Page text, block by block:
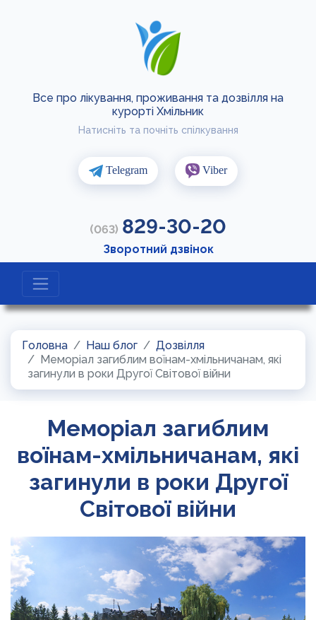
Все про лікування, проживання та дозвілля на
курорті Хмільник
Натисніть та почніть спілкування
Telegram Viber
(063) 829-30-20
Зворотний дзвінок
Головна Наш блог
Дозвілля
Меморіал загиблим воїнам-хмільничанам, які
загинули в роки Другої Світової війни
Меморіал загиблим
воїнам-хмільничанам, які
загинули в роки Другої
Світової війни